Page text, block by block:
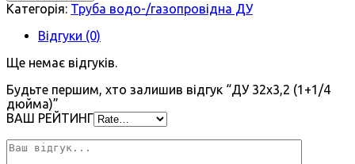
Категорія: Труба водо-/газопровідна ДУ
Відгуки (0)
Ще немає відгуків.
Будьте першим, хто залишив відгук “ДУ 32х3,2 (1+1/4
дюйма)”
ВАШ РЕЙТИНГ